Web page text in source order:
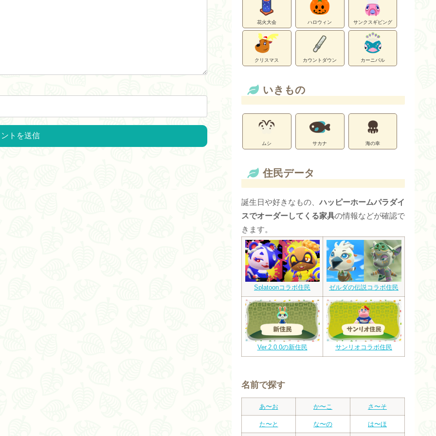
花火大会 ハロウィン サンクスギビング
クリスマス カウントダウン カーニバル
いきもの
ムシ サカナ 海の幸
住民データ
誕生日や好きなもの、ハッピーホームパラダイ
スでオーダーしてくる家具の情報などが確認で
きます。
Splatoonコラボ住民 ゼルダの伝説コラボ住民
Ver.2.0.0の新住民 サンリオコラボ住民
名前で探す
あ〜お か〜こ さ〜そ
た〜と な〜の は〜ほ